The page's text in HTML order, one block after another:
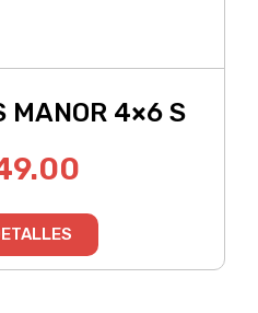
MANOR 4×6 S